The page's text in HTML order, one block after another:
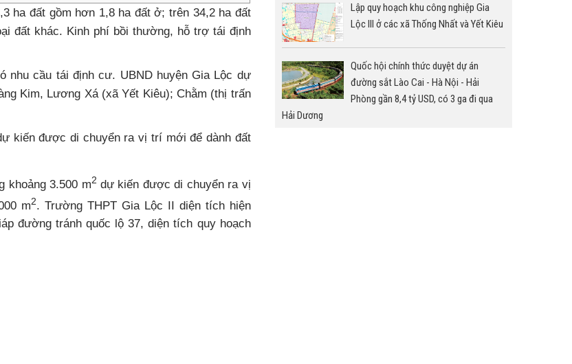
ha đất gồm hơn 1,8 ha đất ở; trên 34,2 ha đất
đất khác. Kinh phí bồi thường, hỗ trợ tái định
nhu cầu tái định cư. UBND huyện Gia Lộc dự
Kim, Lương Xá (xã Yết Kiêu); Chằm (thị trấn
kiến được di chuyển ra vị trí mới để dành đất
khoảng 3.500 m2 dự kiến được di chuyển ra vị
m2. Trường THPT Gia Lộc II diện tích hiện
đường tránh quốc lộ 37, diện tích quy hoạch
Lập quy hoạch khu công nghiệp Gia
Lộc III ở các xã Thống Nhất và Yết Kiêu
Quốc hội chính thức duyệt dự án
đường sắt Lào Cai - Hà Nội - Hải
Phòng gần 8,4 tỷ USD, có 3 ga đi qua
Hải Dương